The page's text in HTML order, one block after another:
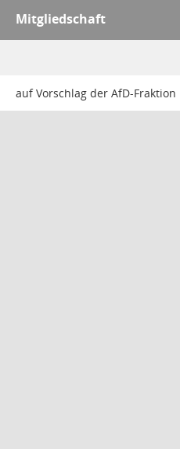
Mitgliedschaft
auf Vorschlag der AfD-Fraktion